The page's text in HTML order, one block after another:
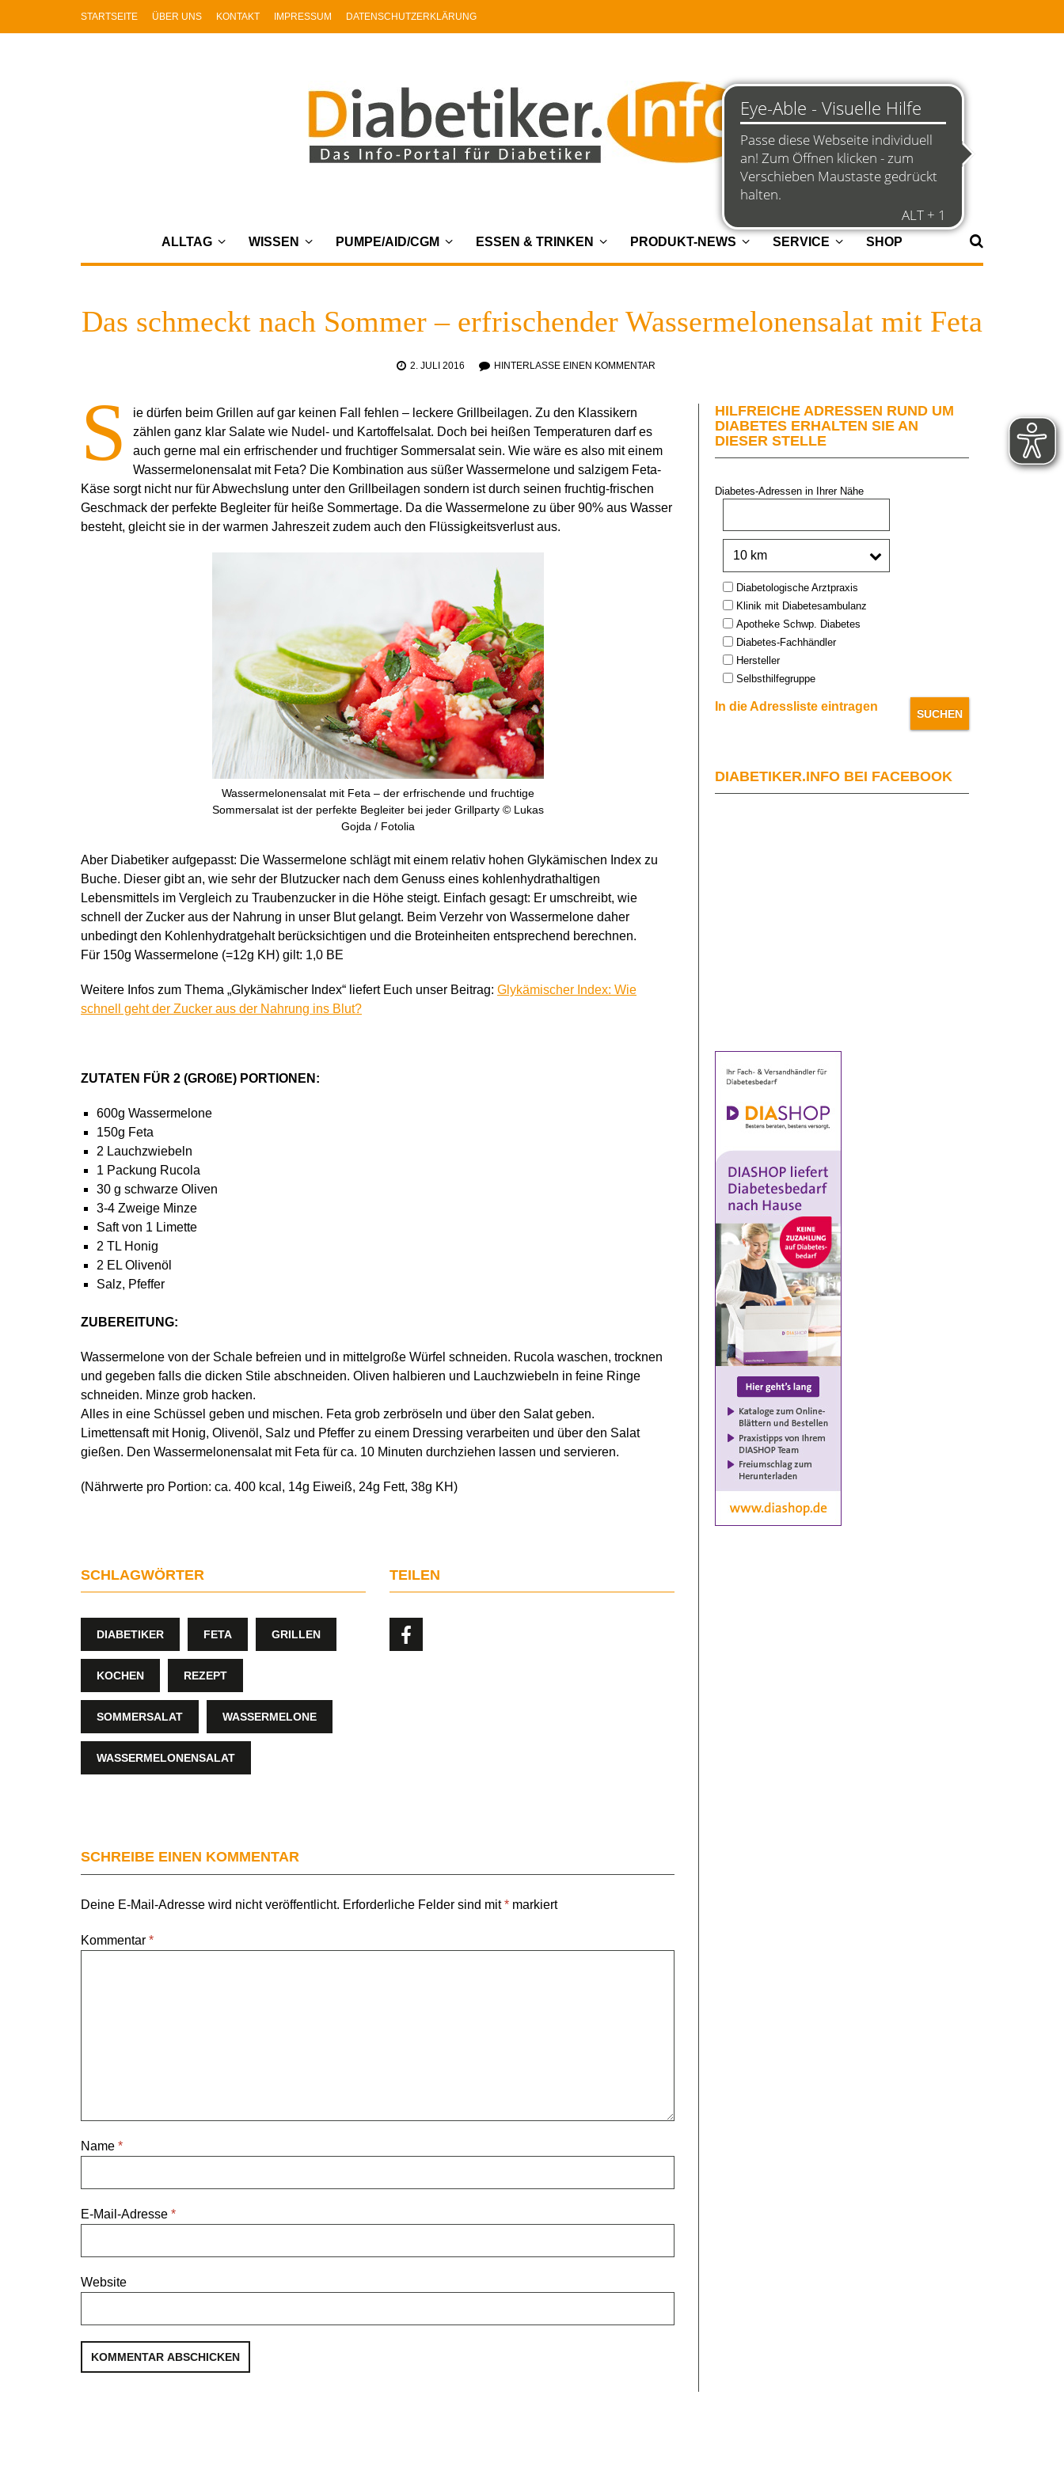
STARTSEITE ÜBER UNS KONTAKT IMPRESSUM DATENSCHUTZERKLÄRUNG
ALLTAG WISSEN PUMPE/AID/CGM ESSEN & TRINKEN PRODUKT-NEWS SERVICE SHOP
Das schmeckt nach Sommer – erfrischender Wassermelonensalat mit Feta
2. JULI 2016 HINTERLASSE EINEN KOMMENTAR
S
ie dürfen beim Grillen auf gar keinen Fall fehlen – leckere Grillbeilagen. Zu den Klassikern
zählen ganz klar Salate wie Nudel- und Kartoffelsalat. Doch bei heißen Temperaturen darf es
auch gerne mal ein erfrischender und fruchtiger Sommersalat sein. Wie wäre es also mit einem
Wassermelonensalat mit Feta? Die Kombination aus süßer Wassermelone und salzigem Feta-
Käse sorgt nicht nur für Abwechslung unter den Grillbeilagen sondern ist durch seinen fruchtig-frischen
Geschmack der perfekte Begleiter für heiße Sommertage. Da die Wassermelone zu über 90% aus Wasser
besteht, gleicht sie in der warmen Jahreszeit zudem auch den Flüssigkeitsverlust aus.
Wassermelonensalat mit Feta – der erfrischende und fruchtige
Sommersalat ist der perfekte Begleiter bei jeder Grillparty © Lukas
Gojda / Fotolia
Aber Diabetiker aufgepasst: Die Wassermelone schlägt mit einem relativ hohen Glykämischen Index zu
Buche. Dieser gibt an, wie sehr der Blutzucker nach dem Genuss eines kohlenhydrathaltigen
Lebensmittels im Vergleich zu Traubenzucker in die Höhe steigt. Einfach gesagt: Er umschreibt, wie
schnell der Zucker aus der Nahrung in unser Blut gelangt. Beim Verzehr von Wassermelone daher
unbedingt den Kohlenhydratgehalt berücksichtigen und die Broteinheiten entsprechend berechnen.
Für 150g Wassermelone (=12g KH) gilt: 1,0 BE
Weitere Infos zum Thema „Glykämischer Index“ liefert Euch unser Beitrag: Glykämischer Index: Wie
schnell geht der Zucker aus der Nahrung ins Blut?
ZUTATEN FÜR 2 (GROßE) PORTIONEN:
600g Wassermelone
150g Feta
2 Lauchzwiebeln
1 Packung Rucola
30 g schwarze Oliven
3-4 Zweige Minze
Saft von 1 Limette
2 TL Honig
2 EL Olivenöl
Salz, Pfeffer
ZUBEREITUNG:
Wassermelone von der Schale befreien und in mittelgroße Würfel schneiden. Rucola waschen, trocknen
und gegeben falls die dicken Stile abschneiden. Oliven halbieren und Lauchzwiebeln in feine Ringe
schneiden. Minze grob hacken.
Alles in eine Schüssel geben und mischen. Feta grob zerbröseln und über den Salat geben.
Limettensaft mit Honig, Olivenöl, Salz und Pfeffer zu einem Dressing verarbeiten und über den Salat
gießen. Den Wassermelonensalat mit Feta für ca. 10 Minuten durchziehen lassen und servieren.
(Nährwerte pro Portion: ca. 400 kcal, 14g Eiweiß, 24g Fett, 38g KH)
SCHLAGWÖRTER
DIABETIKER FETA GRILLEN
KOCHEN REZEPT
SOMMERSALAT WASSERMELONE
WASSERMELONENSALAT
TEILEN
SCHREIBE EINEN KOMMENTAR
Deine E-Mail-Adresse wird nicht veröffentlicht. Erforderliche Felder sind mit* markiert
Kommentar *
Name *
E-Mail-Adresse *
Website
HILFREICHE ADRESSEN RUND UM
DIABETES ERHALTEN SIE AN
DIESER STELLE
Diabetes-Adressen in Ihrer Nähe
Type:Diabetologische Arztpraxis
Klinik mit Diabetesambulanz
Apotheke Schwp. Diabetes
Diabetes-Fachhändler
Hersteller
Selbsthilfegruppe
In die Adressliste eintragen
DIABETIKER.INFO BEI FACEBOOK